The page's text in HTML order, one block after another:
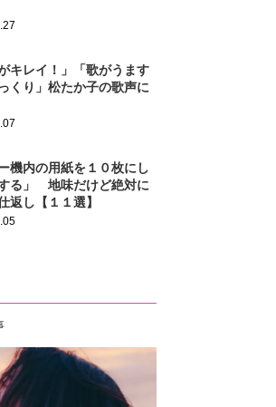
がキレイ！」「歌がうます
くり」松たか子の歌声に
機内の用紙を１０枚にし
る」 地味だけど絶対に
返し【１１選】